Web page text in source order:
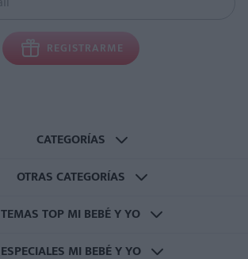
REGISTRARME
CATEGORÍAS
OTRAS CATEGORÍAS
TEMAS TOP MI BEBÉ Y YO
ESPECIALES MI BEBÉ Y YO